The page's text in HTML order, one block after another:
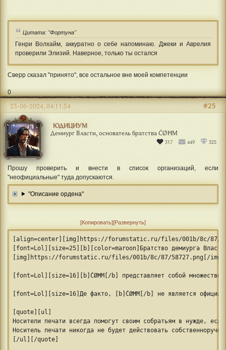
Цитата: "Фортуна"
Генри Волхайм, аккуратно о себе напоминаю. Джеки и Аврелия
проверили Элизий. Наверное, только ты остался
Сверр сказал "принято", все остальное вне моей компетенции
0
ЮДИЦИУМ
Демиург Власти, основатель братства ĆØĦΜ
317 449 325
#25
23-06-2024, 04:11:54
Прошу проверить и внести в список организаций, если
"неофициальные" туда допускаются.
"Описание ордена"
Копировать Развернуть
[align=center][img]https://forumstatic.ru/files/001b/8c/87/
[font=Lol][size=25][b][color=maroon]Братство демиурга
[img]https://forumstatic.ru/files/001b/8c/87/58727.png[/
[font=Lol][size=16][b]ĆØĦΜ[/b] представляет собой множество
[font=Lol][size=16]Де факто, [b]ĆØĦΜ[/b] не является
[quote][ul]
Носители печати всегда помогут своим собратьям в нужде,
Носитель печати никогда не будет действовать
[/ul][/quote]